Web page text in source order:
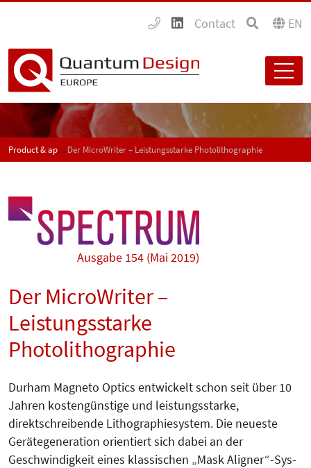
Contact EN
Product & application news - SPECTRUMDer MicroWriter – Leistungsstarke Photolithographie
Ausgabe 154 (Mai 2019)
Der MicroWriter –
Leistungsstarke
Photolithographie
Durham Magneto Optics entwickelt schon seit über 10
Jahren kostengünstige und leistungsstarke,
direktschrei­bende Lithographiesystem. Die neueste
Gerätegeneration orientiert sich dabei an der
Geschwindigkeit eines klassischen „Mask Aligner“-Sys­